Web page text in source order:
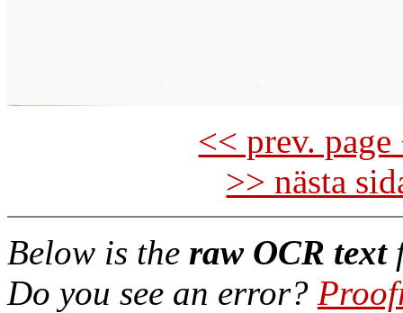
<< prev.
>> nästa
Below is the raw OCR text
Do you see an error?